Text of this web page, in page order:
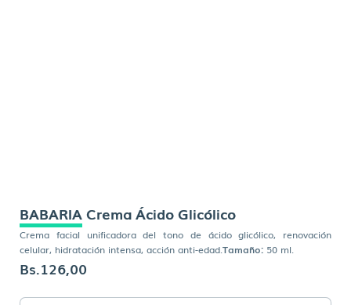
BABARIA Crema Ácido Glicólico
Crema facial unificadora del tono de ácido glicólico, renovación
celular, hidratación intensa, acción anti-edad.Tamaño: 50 ml.
Bs.126,00